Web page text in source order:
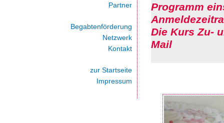
Partner
Begabtenförderung
Netzwerk
Kontakt
zur Startseite
Impressum
Programm
Die Kurs Zu-
Mail